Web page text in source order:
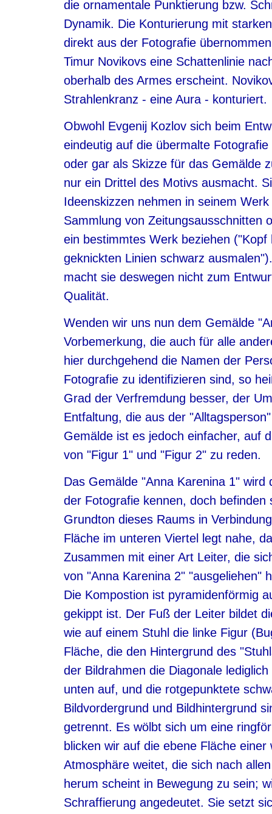
die ornamentale Punktierung bzw.
Dynamik. Die Konturierung mit
direkt aus der Fotografie
Timur Novikovs eine Schattenlinie
oberhalb des Armes erscheint.
Strahlenkranz - eine Aura - konturiert.
Obwohl Evgenij Kozlov sich beim
eindeutig auf die übermalte
oder gar als Skizze für das Gemälde
nur ein Drittel des Motivs ausmacht.
Ideenskizzen nehmen in seinem
Sammlung von Zeitungsausschnitten
ein bestimmtes Werk beziehen
geknickten Linien schwarz
macht sie deswegen nicht zum
Qualität.
Wenden wir uns nun dem Gemälde
Vorbemerkung, die auch für alle
hier durchgehend die Namen der
Fotografie zu identifizieren sind, so
Grad der Verfremdung besser, der
Entfaltung, die aus der
Gemälde ist es jedoch einfacher, auf
von "Figur 1" und "Figur 2" zu reden.
Das Gemälde "Anna Karenina 1"
der Fotografie kennen, doch
Grundton dieses Raums in
Fläche im unteren Viertel legt nahe,
Zusammen mit einer Art Leiter, die
von "Anna Karenina 2" "ausgeliehen"
Die Kompostion ist pyramidenförmig
gekippt ist. Der Fuß der Leiter bildet
wie auf einem Stuhl die linke Figur
Fläche, die den Hintergrund des
der Bildrahmen die Diagonale
unten auf, und die rotgepunktete
Bildvordergrund und Bildhintergrund
getrennt. Es wölbt sich um eine
blicken wir auf die ebene Fläche
Atmosphäre weitet, die sich nach
herum scheint in Bewegung zu sein;
Schraffierung angedeutet. Sie setzt